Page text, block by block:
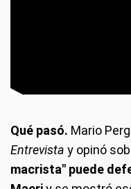
Qué pasó. Mario
Entrevista y opinó
macrista" puede